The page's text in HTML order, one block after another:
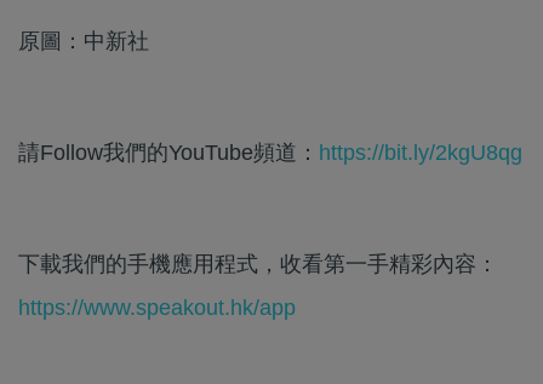
原圖：中新社
請Follow我們的YouTube頻道： https://bit.ly/2kgU8qg
下載我們的手機應用程式，收看第一手精彩內容：
https://www.speakout.hk/app